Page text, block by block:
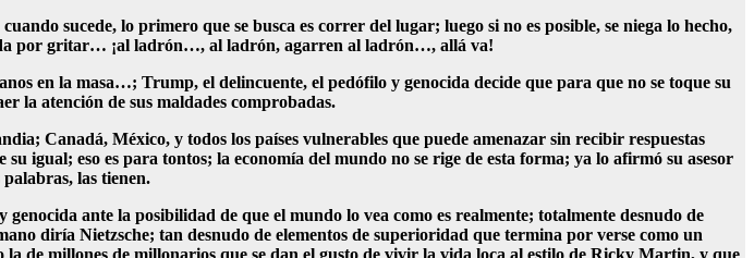
sucede, lo primero que se busca es correr del lugar; luego si no es posible, se niega lo hecho,
da por gritar… ¡al ladrón…, al ladrón, agarren al ladrón…, allá va!
en la masa…; Trump, el delincuente, el pedófilo y genocida decide que para que no se toque su
la atención de sus maldades comprobadas.
Canadá, México, y todos los países vulnerables que puede amenazar sin recibir respuestas
igual; eso es para tontos; la economía del mundo no se rige de esta forma; ya lo afirmó su asesor
las tienen.
ante la posibilidad de que el mundo lo vea como es realmente; totalmente desnudo de
diría Nietzsche; tan desnudo de elementos de superioridad que termina por verse como un